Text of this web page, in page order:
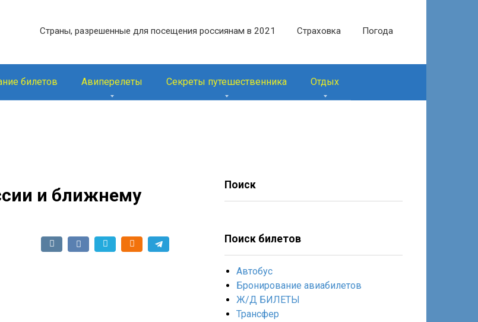
Страны, разрешенные для посещения россиянам в 2021 Страховка Погода
билетов Авиперелеты Секреты путешественника Отдых
и ближнему
Поиск
Поиск билетов
Автобус
Бронирование авиабилетов
Ж/Д БИЛЕТЫ
Трансфер